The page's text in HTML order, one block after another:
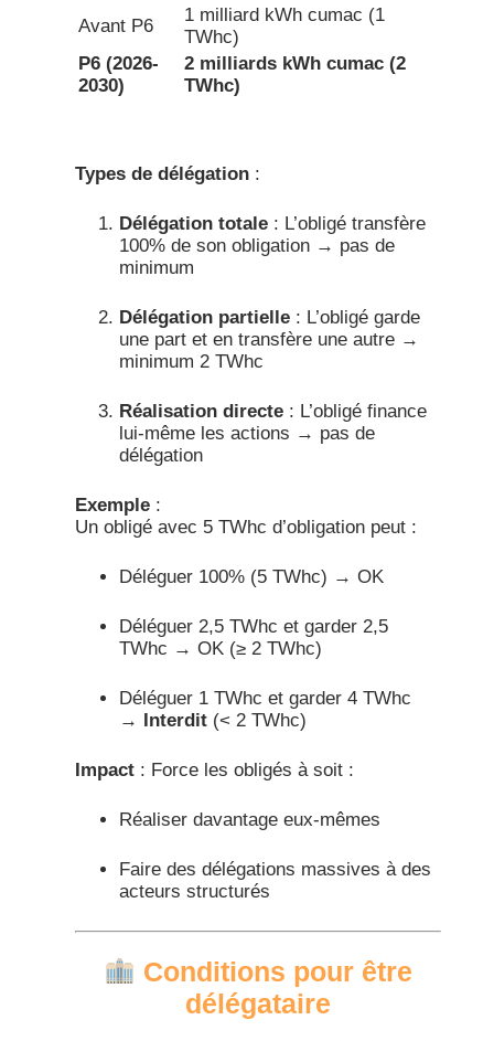
Avant P6
1 milliard kWh cumac (1
TWhc)
P6 (2026-
2030)
2 milliards kWh cumac (2
TWhc)
Types de délégation :
Délégation totale : L’obligé transfère
100% de son obligation → pas de
minimum
Délégation partielle : L’obligé garde
une part et en transfère une autre →
minimum 2 TWhc
Réalisation directe : L’obligé finance
lui-même les actions → pas de
délégation
Exemple :
Un obligé avec 5 TWhc d’obligation peut :
Déléguer 100% (5 TWhc) → OK
Déléguer 2,5 TWhc et garder 2,5
TWhc → OK (≥ 2 TWhc)
Déléguer 1 TWhc et garder 4 TWhc
→ Interdit (< 2 TWhc)
Impact : Force les obligés à soit :
Réaliser davantage eux-mêmes
Faire des délégations massives à des
acteurs structurés
Conditions pour être
délégataire